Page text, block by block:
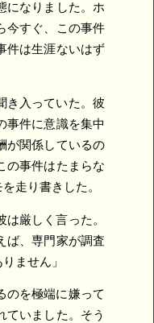
になりました。ホ
今すぐ、この事件
件は生涯ないはず
き入っていた。彼
事件に意識を集中
が関係しているの
の事件はたまらな
走り書きした。
厳しく言った。
ば、専門家が調査
ません」
のを極端に嫌って
ていました。そう